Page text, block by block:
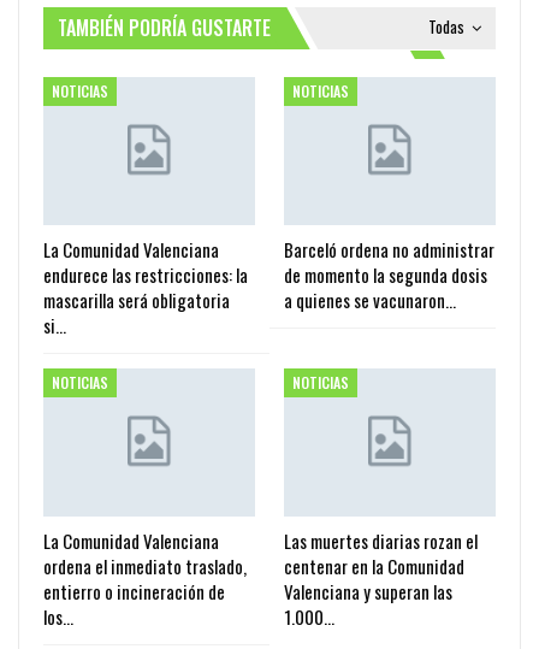
Todas
TAMBIÉN PODRÍA GUSTARTE
NOTICIAS
La Comunidad Valenciana
endurece las restricciones: la
mascarilla será obligatoria
si…
NOTICIAS
Barceló ordena no administrar
de momento la segunda dosis
a quienes se vacunaron…
NOTICIAS
La Comunidad Valenciana
ordena el inmediato traslado,
entierro o incineración de
los…
NOTICIAS
Las muertes diarias rozan el
centenar en la Comunidad
Valenciana y superan las
1.000…